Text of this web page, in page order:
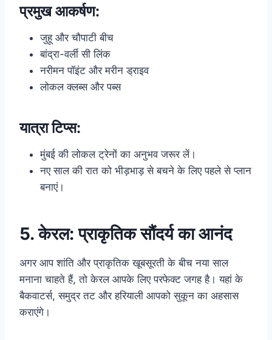
प्रमुख आकर्षण:
जुहू और चौपाटी बीच
बांद्रा-वर्ली सी लिंक
नरीमन पॉइंट और मरीन ड्राइव
लोकल क्लब्स और पब्स
यात्रा टिप्स:
मुंबई की लोकल ट्रेनों का अनुभव जरूर लें।
नए साल की रात को भीड़भाड़ से बचने के लिए पहले से प्लान
बनाएं।
5. केरल: प्राकृतिक सौंदर्य का आनंद
अगर आप शांति और प्राकृतिक खूबसूरती के बीच नया साल
मनाना चाहते हैं, तो केरल आपके लिए परफेक्ट जगह है। यहां के
बैकवाटर्स, समुद्र तट और हरियाली आपको सुकून का अहसास
कराएंगे।